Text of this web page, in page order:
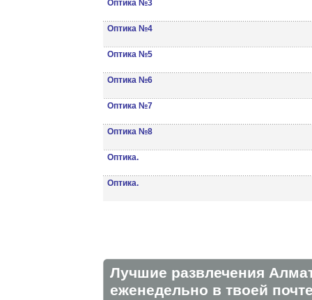
Оптика №3
Оптика №4
Оптика №5
Оптика №6
Оптика №7
Оптика №8
Оптика.
Оптика.
Лучшие развлечения
eженедельно в твоей